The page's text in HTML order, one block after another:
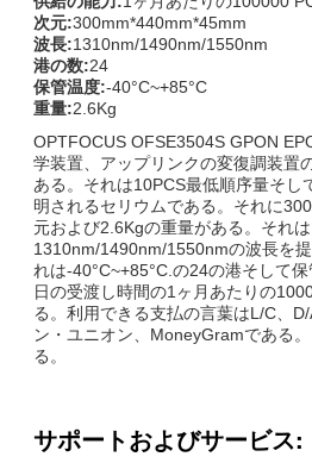
次元:300mm*440mm*45mm
波長:1310nm/1490nm/1550nm
港の数:24
保管温度:-40°C~+85°C
重量:2.6Kg
OPTFOCUS OFSE3504S GPON
学装置、アップリンクの変復調装置
ある。それは10PCS最低順序量そし
明されるセリウムである。それに
元および2.6Kgの重量がある。それは
1310nm/1490nm/1550nmの波長を
れは-40°C~+85°C.の24の港そして
日の受渡し時間の1ヶ月あたりの
る。利用できる支払の言葉はL/C、
ン・ユニオン、MoneyGramである
る。
サポートおよびサービス: